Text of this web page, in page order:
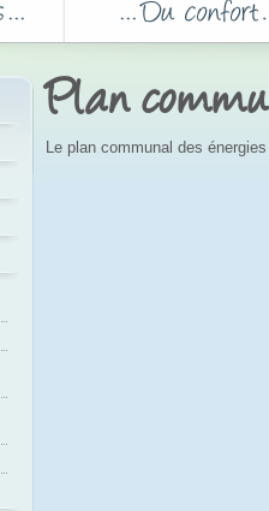
Plan
Le plan communal des